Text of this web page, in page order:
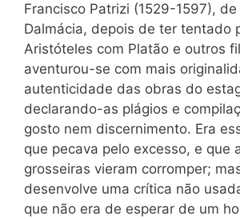
Francisco Patrizi (1529-1597), de
Dalmácia, depois de ter tentado
Aristóteles com Platão e outros
aventurou-se com mais
autenticidade das obras do
declarando-as plágios e
gosto nem discernimento. Era
que pecava pelo excesso, e que
grosseiras vieram corromper;
desenvolve uma crítica não
que não era de esperar de um